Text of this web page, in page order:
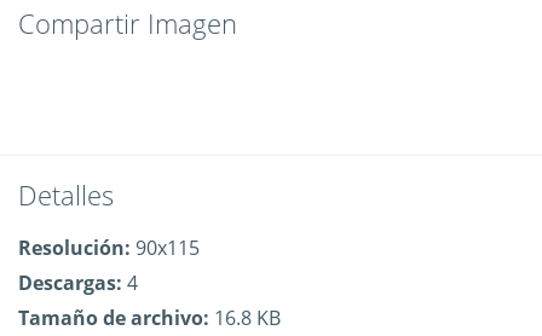
Compartir Imagen
Detalles
Resolución: 90x115
Descargas: 4
Tamaño de archivo: 16.8 KB